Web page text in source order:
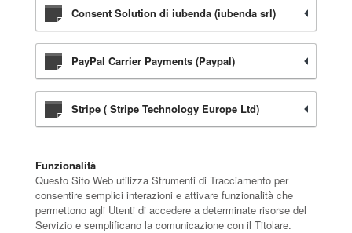
Consent Solution di iubenda (iubenda srl)
PayPal Carrier Payments (Paypal)
Stripe ( Stripe Technology Europe Ltd)
Funzionalità
Questo Sito Web utilizza Strumenti di Tracciamento per
consentire semplici interazioni e attivare funzionalità che
permettono agli Utenti di accedere a determinate risorse del
Servizio e semplificano la comunicazione con il Titolare.